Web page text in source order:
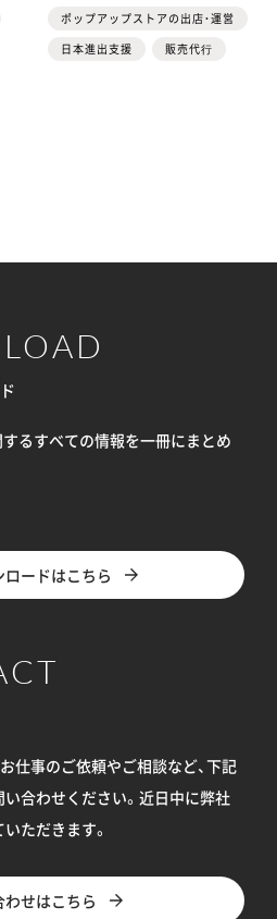
ポップアップストアの出店・運営
日本進出支援
販売代⾏
るすべての情報を一冊にまとめ
ードはこちら
仕事のご依頼やご相談など、下記
合わせください。 近日中に弊社
ただきます。
わせはこちら